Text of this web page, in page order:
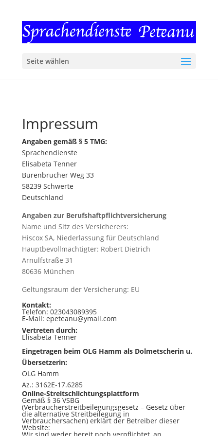
Seite wählen
Impressum
Angaben gemäß § 5 TMG:
Sprachendienste
Elisabeta Tenner
Bürenbrucher Weg 33
58239 Schwerte
Deutschland
Angaben zur Berufshaftpflichtversicherung
Name und Sitz des Versicherers:
Hiscox SA, Niederlassung für Deutschland
Hauptbevollmächtigter: Robert Dietrich
Arnulfstraße 31
80636 München
Geltungsraum der Versicherung: EU
Kontakt:
Telefon: 023043089395
E-Mail: epeteanu@ymail.com
Vertreten durch:
Elisabeta Tenner
Eingetragen beim OLG Hamm als Dolmetscherin u.
Übersetzerin:
OLG Hamm
Az.: 3162E-17.6285
Online-Streitschlichtungsplattform
Gemäß § 36 VSBG
(Verbraucherstreitbeilegungsgesetz – Gesetz über
die alternative Streitbeilegung in
Verbrauchersachen) erklärt der Betreiber dieser
Website: